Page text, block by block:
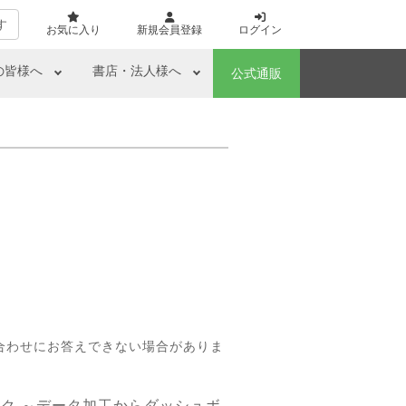
お気に入り 新規会員登録 ログイン
皆様へ 書店・法人様へ 公式通販
せにお答えできない場合がありま